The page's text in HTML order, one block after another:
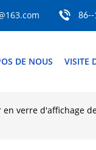
86--
DE NOUS VISITE
en verre d'affichage